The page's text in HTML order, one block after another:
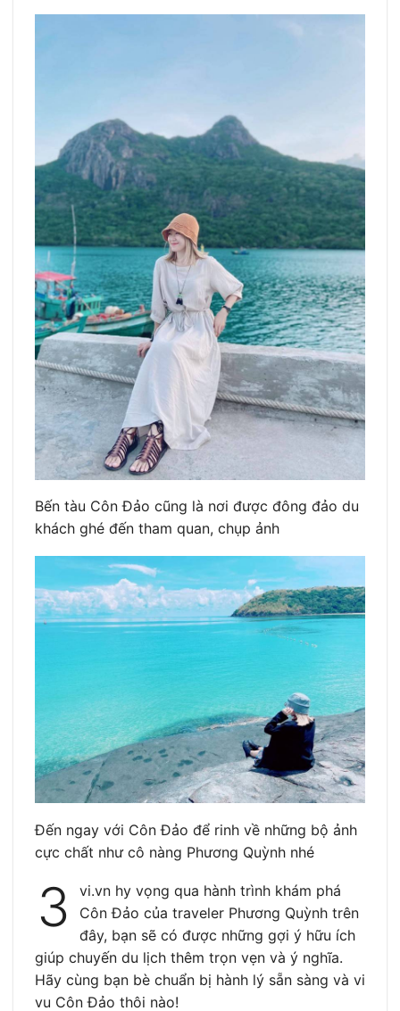
Bến tàu Côn Đảo cũng là nơi được đông đảo du
khách ghé đến tham quan, chụp ảnh
Đến ngay với Côn Đảo để rinh về những bộ ảnh
cực chất như cô nàng Phương Quỳnh nhé
3
vi.vn hy vọng qua hành trình khám phá
Côn Đảo của traveler Phương Quỳnh trên
đây, bạn sẽ có được những gợi ý hữu ích
giúp chuyến du lịch thêm trọn vẹn và ý nghĩa.
Hãy cùng bạn bè chuẩn bị hành lý sẵn sàng và vi
vu Côn Đảo thôi nào!